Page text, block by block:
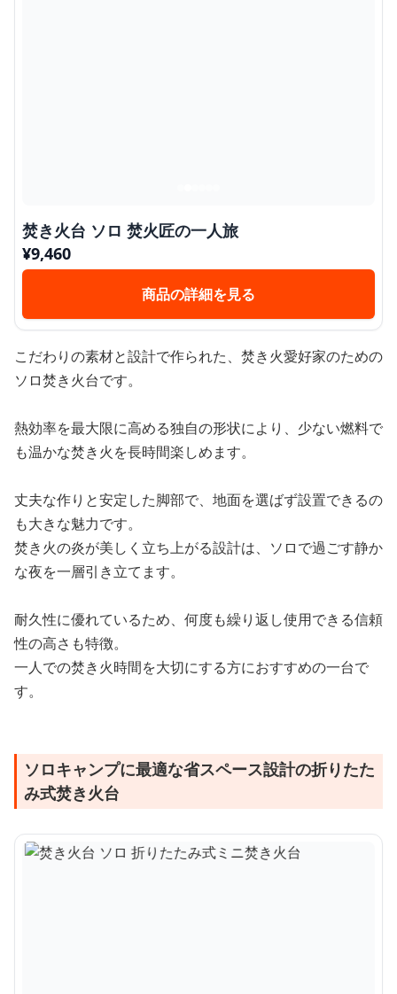
焚き火台 ソロ 焚火匠の一人旅
¥9,460
商品の詳細を見る
こだわりの素材と設計で作られた、焚き火愛好家のための
ソロ焚き火台です。
熱効率を最大限に高める独自の形状により、少ない燃料で
も温かな焚き火を長時間楽しめます。
丈夫な作りと安定した脚部で、地面を選ばず設置できるの
も大きな魅力です。
焚き火の炎が美しく立ち上がる設計は、ソロで過ごす静か
な夜を一層引き立てます。
耐久性に優れているため、何度も繰り返し使用できる信頼
性の高さも特徴。
一人での焚き火時間を大切にする方におすすめの一台で
す。
ソロキャンプに最適な省スペース設計の折りたた
み式焚き火台